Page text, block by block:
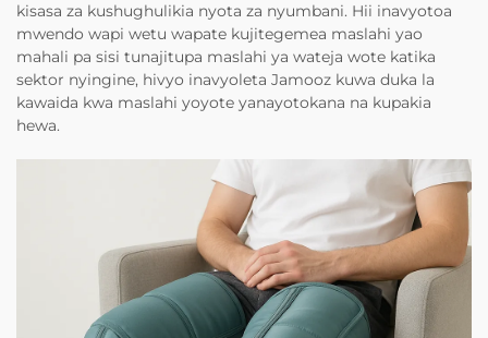
kisasa za kushughulikia nyota za nyumbani. Hii inavyotoa
mwendo wapi wetu wapate kujitegemea maslahi yao
mahali pa sisi tunajitupa maslahi ya wateja wote katika
sektor nyingine, hivyo inavyoleta Jamooz kuwa duka la
kawaida kwa maslahi yoyote yanayotokana na kupakia
hewa.